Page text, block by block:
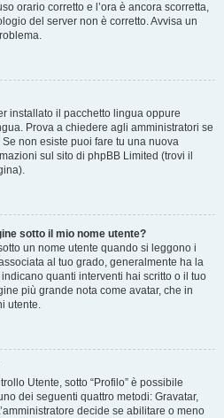
orario corretto e l’ora è ancora scorretta,
del server non è corretto. Avvisa un
installato il pacchetto lingua oppure
Prova a chiedere agli amministratori se
non esiste puoi fare tu una nuova
sul sito di phpBB Limited (trovi il
sotto il mio nome utente?
un nome utente quando si leggono i
al tuo grado, generalmente ha la
quanti interventi hai scritto o il tuo
più grande nota come avatar, che in
utente.
Utente, sotto “Profilo” è possibile
dei seguenti quattro metodi: Gravatar,
decide se abilitare o meno